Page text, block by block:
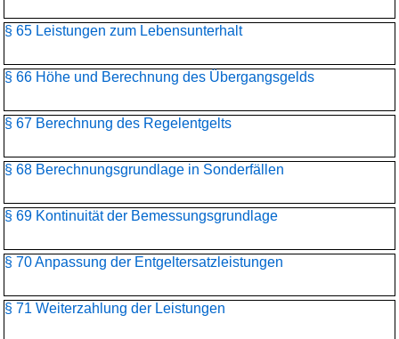
§ 65 Leistungen zum Lebensunterhalt
§ 66 Höhe und Berechnung des Übergangsgelds
§ 67 Berechnung des Regelentgelts
§ 68 Berechnungsgrundlage in Sonderfällen
§ 69 Kontinuität der Bemessungsgrundlage
§ 70 Anpassung der Entgeltersatzleistungen
§ 71 Weiterzahlung der Leistungen